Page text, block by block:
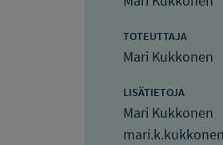
TOTEUTTAJA
Mari Kukkonen
LISÄTIETOJA
Mari Kukkonen